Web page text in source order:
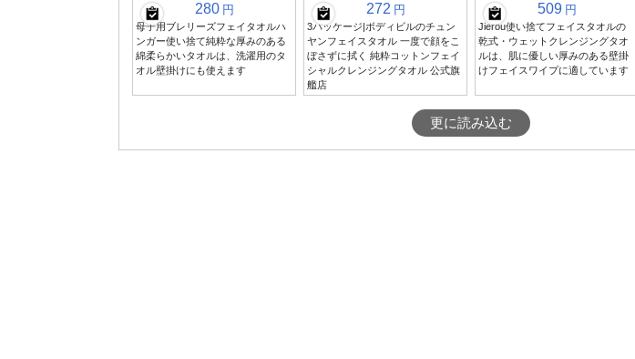
280 円
母子用ブレリーズフェイタオルハ
ンガー使い捨て純粋な厚みのある
綿柔らかいタオルは、洗濯用のタ
オル壁掛けにも使えます
272 円
3パッケージ|ボディビルのチュン
ヤンフェイスタオル 一度で顔をこ
ぼさずに拭く 純粋コットンフェイ
シャルクレンジングタオル 公式旗
艦店
509 円
Jierou使い捨てフェイスタオルの
乾式・ウェットクレンジングタオ
ルは、肌に優しい厚みのある壁掛
けフェイスワイプに適しています
更に読み込む